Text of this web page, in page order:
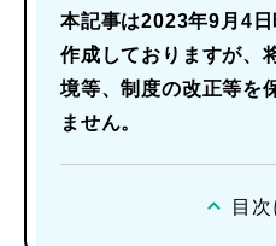
本記事は2023年9月4
作成しておりますが、
境等、制度の改正等を
ません。
目